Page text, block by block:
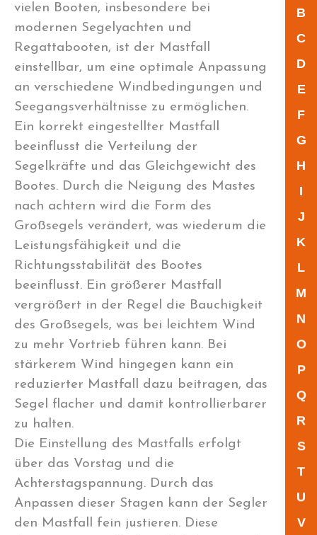
B
C
D
E
F
G
H
I
J
K
L
M
N
O
P
Q
R
S
T
U
V
vielen Booten, insbesondere bei
modernen Segelyachten und
Regattabooten, ist der Mastfall
einstellbar, um eine optimale Anpassung
an verschiedene Windbedingungen und
Seegangsverhältnisse zu ermöglichen.
Ein korrekt eingestellter Mastfall
beeinflusst die Verteilung der
Segelkräfte und das Gleichgewicht des
Bootes. Durch die Neigung des Mastes
nach achtern wird die Form des
Großsegels verändert, was wiederum die
Leistungsfähigkeit und die
Richtungsstabilität des Bootes
beeinflusst. Ein größerer Mastfall
vergrößert in der Regel die Bauchigkeit
des Großsegels, was bei leichtem Wind
zu mehr Vortrieb führen kann. Bei
stärkerem Wind hingegen kann ein
reduzierter Mastfall dazu beitragen, das
Segel flacher und damit kontrollierbarer
zu halten.
Die Einstellung des Mastfalls erfolgt
über das Vorstag und die
Achterstagspannung. Durch das
Anpassen dieser Stagen kann der Segler
den Mastfall fein justieren. Diese